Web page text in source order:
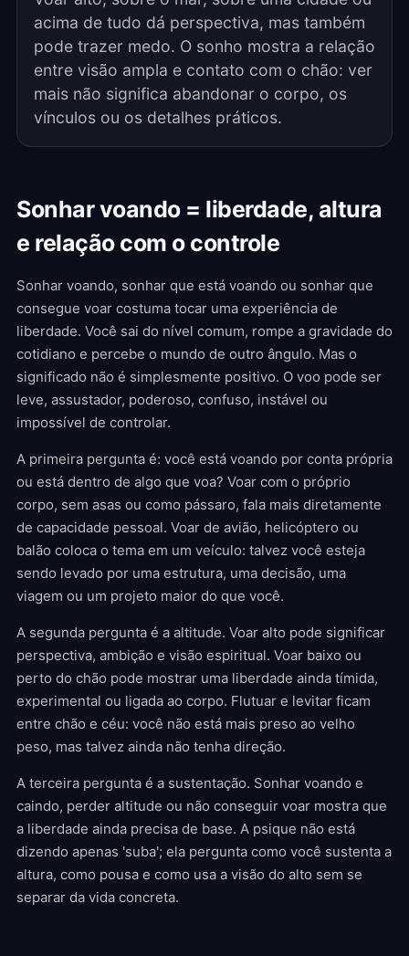
acima de tudo dá perspectiva, mas também
pode trazer medo. O sonho mostra a relação
entre visão ampla e contato com o chão: ver
mais não significa abandonar o corpo, os
vínculos ou os detalhes práticos.
Sonhar voando = liberdade, altura
e relação com o controle
Sonhar voando, sonhar que está voando ou sonhar que
consegue voar costuma tocar uma experiência de
liberdade. Você sai do nível comum, rompe a gravidade do
cotidiano e percebe o mundo de outro ângulo. Mas o
significado não é simplesmente positivo. O voo pode ser
leve, assustador, poderoso, confuso, instável ou
impossível de controlar.
A primeira pergunta é: você está voando por conta própria
ou está dentro de algo que voa? Voar com o próprio
corpo, sem asas ou como pássaro, fala mais diretamente
de capacidade pessoal. Voar de avião, helicóptero ou
balão coloca o tema em um veículo: talvez você esteja
sendo levado por uma estrutura, uma decisão, uma
viagem ou um projeto maior do que você.
A segunda pergunta é a altitude. Voar alto pode significar
perspectiva, ambição e visão espiritual. Voar baixo ou
perto do chão pode mostrar uma liberdade ainda tímida,
experimental ou ligada ao corpo. Flutuar e levitar ficam
entre chão e céu: você não está mais preso ao velho
peso, mas talvez ainda não tenha direção.
A terceira pergunta é a sustentação. Sonhar voando e
caindo, perder altitude ou não conseguir voar mostra que
a liberdade ainda precisa de base. A psique não está
dizendo apenas 'suba'; ela pergunta como você sustenta a
altura, como pousa e como usa a visão do alto sem se
separar da vida concreta.